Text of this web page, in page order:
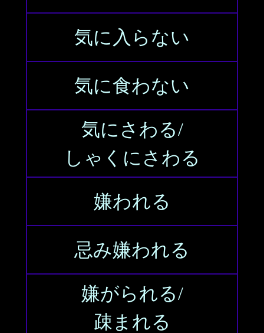
気に入らない
気に食わない
気にさわる/
しゃくにさわる
嫌われる
忌み嫌われる
嫌がられる/
疎まれる